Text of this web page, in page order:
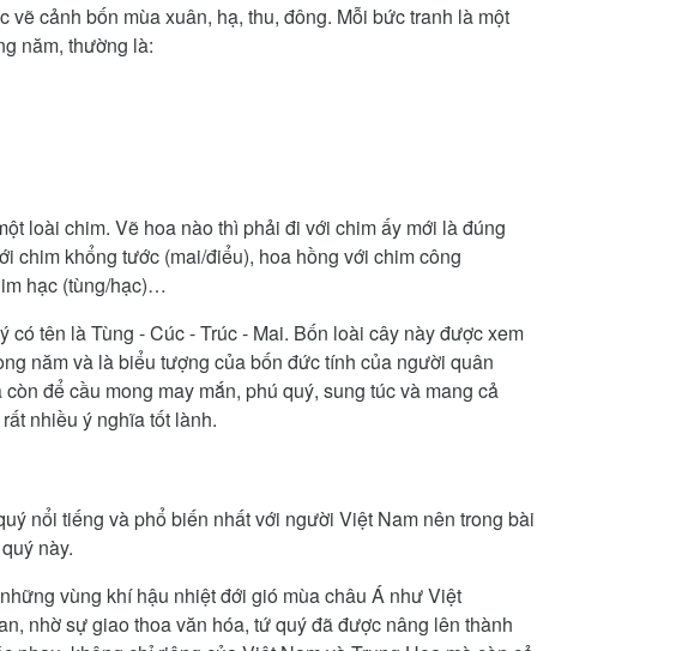
cảnh bốn mùa xuân, hạ, thu, đông. Mỗi bức tranh là một
năm, thường là:
loài chim. Vẽ hoa nào thì phải đi với chim ấy mới là đúng
chim khổng tước (mai/điểu), hoa hồng với chim công
hạc (tùng/hạc)…
tên là Tùng - Cúc - Trúc - Mai. Bốn loài cây này được xem
năm và là biểu tượng của bốn đức tính của người quân
để cầu mong may mắn, phú quý, sung túc và mang cả
nhiều ý nghĩa tốt lành.
nổi tiếng và phổ biến nhất với người Việt Nam nên trong bài
này.
vùng khí hậu nhiệt đới gió mùa châu Á như Việt
nhờ sự giao thoa văn hóa, tứ quý đã được nâng lên thành